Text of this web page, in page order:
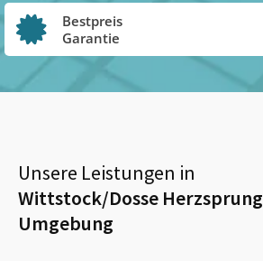
Bestpreis
Garantie
Unsere Leistungen in
Wittstock/Dosse Herzsprung
Umgebung